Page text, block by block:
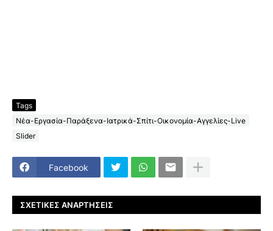
Tags
Νέα-Εργασία-Παράξενα-Ιατρικά-Σπίτι-Οικονομία-Αγγελίες-Live
Slider
Facebook
ΣΧΕΤΙΚΈΣ ΑΝΑΡΤΉΣΕΙΣ